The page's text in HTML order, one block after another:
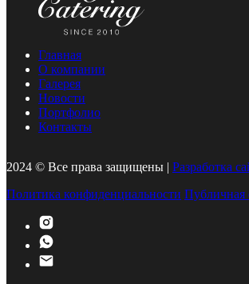
Главная
О компании
Галерея
Новости
Портфолио
Контакты
2024 © Все права защищены | Разработка
Политика конфиденциальности Публичная